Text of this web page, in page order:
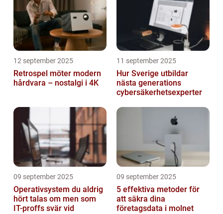
12 september 2025
Retrospel möter modern
hårdvara – nostalgi i 4K
11 september 2025
Hur Sverige utbildar
nästa generations
cybersäkerhetsexperter
09 september 2025
Operativsystem du aldrig
hört talas om men som
IT-proffs svär vid
09 september 2025
5 effektiva metoder för
att säkra dina
företagsdata i molnet